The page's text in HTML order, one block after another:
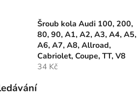
Šroub kola Audi 100, 200,
80, 90, A1, A2, A3, A4, A5,
A6, A7, A8, Allroad,
Cabriolet, Coupe, TT, V8
34 Kč